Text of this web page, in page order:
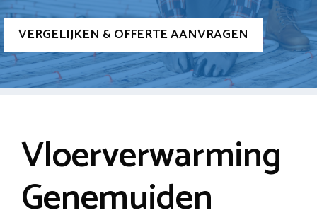
VERGELIJKEN & OFFERTE AANVRAGEN
Vloerverwarming
Genemuiden